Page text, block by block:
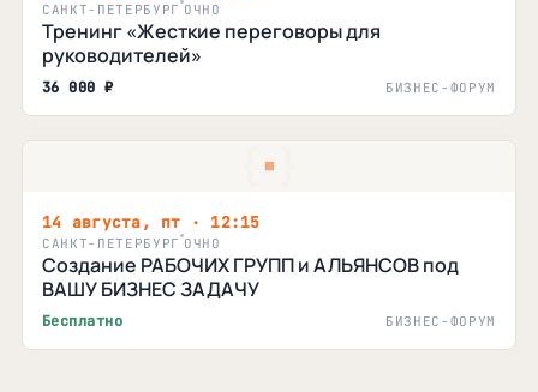
САНКТ-ПЕТЕРБУРГ ОЧНО
Тренинг «Жесткие переговоры для
руководителей»
36 000 ₽ БИЗНЕС-ФОРУМ
14 августа, пт · 12:15
САНКТ-ПЕТЕРБУРГ ОЧНО
Создание РАБОЧИХ ГРУПП и АЛЬЯНСОВ под
ВАШУ БИЗНЕС ЗАДАЧУ
Бесплатно БИЗНЕС-ФОРУМ